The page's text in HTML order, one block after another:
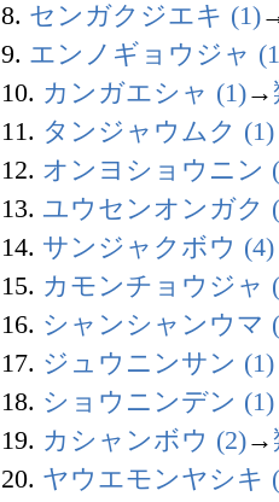
8. センガクジエキ (1)
9. エンノギョウジャ
10. カンガエシャ (1)→
11. タンジャウムク (1)
12. オンヨショウニン
13. ユウセンオンガク
14. サンジャクボウ (4)
15. カモンチョウジャ
16. シャンシャンウマ
17. ジュウニンサン (1)
18. ショウニンデン (1)
19. カシャンボウ (2)→
20. ヤウエモンヤシキ